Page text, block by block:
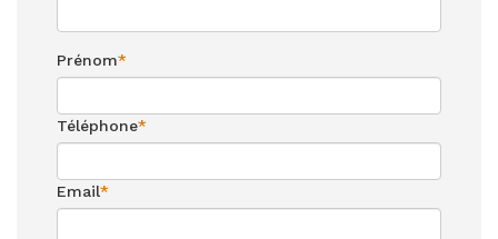
Prénom*
Téléphone*
Email*